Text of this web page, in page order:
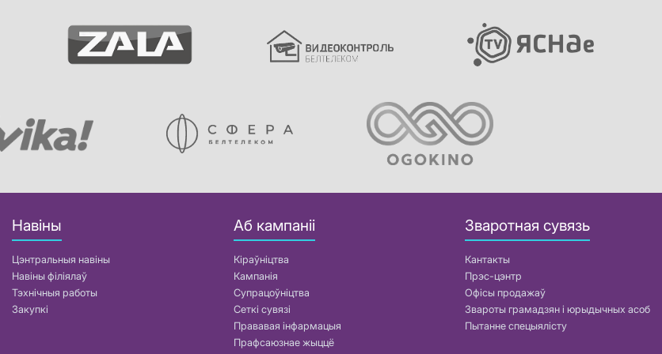
Навіны
Цэнтральныя навіны
Навіны філіялаў
Тэхнічныя работы
Закупкі
Аб кампаніі
Кіраўніцтва
Кампанія
Супрацоўніцтва
Сеткі сувязі
Прававая інфармацыя
Прафсаюзнае жыццё
Зваротная сувязь
Кантакты
Прэс-цэнтр
Офісы продажаў
Звароты грамадзян і юрыдычных асоб
Пытанне спецыялісту